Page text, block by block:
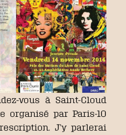
vous à Saint-Cloud
organisé par Paris-10
J’y parlerai